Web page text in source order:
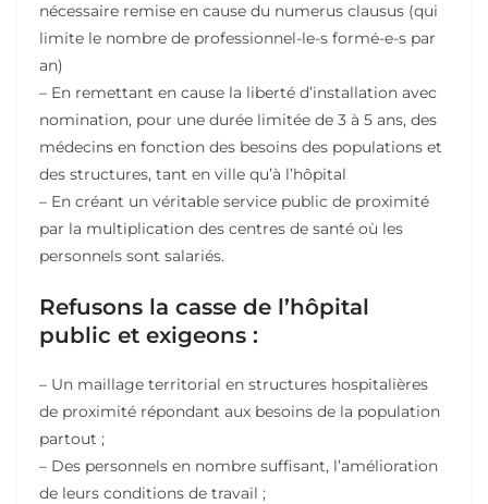
nécessaire remise en cause du numerus clausus (qui
limite le nombre de professionnel-le-s formé-e-s par
an)
– En remettant en cause la liberté d’installation avec
nomination, pour une durée limitée de 3 à 5 ans, des
médecins en fonction des besoins des populations et
des structures, tant en ville qu’à l’hôpital
– En créant un véritable service public de proximité
par la multiplication des centres de santé où les
personnels sont salariés.
Refusons la casse de l’hôpital
public et exigeons :
– Un maillage territorial en structures hospitalières
de proximité répondant aux besoins de la population
partout ;
– Des personnels en nombre suffisant, l’amélioration
de leurs conditions de travail ;